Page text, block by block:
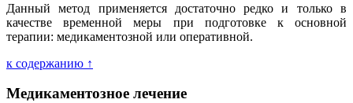
Данный метод применяется достаточно редко и только в
качестве временной меры при подготовке к основной
терапии: медикаментозной или оперативной.
к содержанию ↑
Медикаментозное лечение